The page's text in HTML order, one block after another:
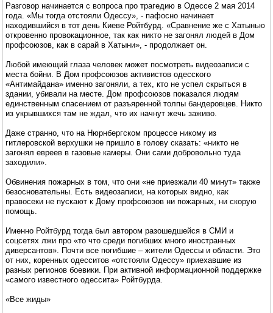
Разговор начинается с вопроса про трагедию в Одессе 2 мая 2014
года. «Мы тогда отстояли Одессу», - пафосно начинает
находившийся в тот день Киеве Ройтбурд. «Сравнение же с Хатынью
откровенно провокационное, так как никто не загонял людей в Дом
профсоюзов, как в сарай в Хатыни», - продолжает он.
Любой имеющий глаза человек может посмотреть видеозаписи с
места бойни. В Дом профсоюзов активистов одесского
«Антимайдана» именно загоняли, а тех, кто не успел скрыться в
здании, убивали на месте. Дом профсоюзов показался людям
единственным спасением от разъяренной толпы бандеровцев. Никто
из укрывшихся там не ждал, что их начнут жечь заживо.
Даже странно, что на Нюрнбергском процессе никому из
гитлеровской верхушки не пришло в голову сказать: «никто не
загонял евреев в газовые камеры. Они сами добровольно туда
заходили».
Обвинения пожарных в том, что они «не приезжали 40 минут» также
безосновательны. Есть видеозаписи, на которых видно, как
правосеки не пускают к Дому профсоюзов ни пожарных, ни скорую
помощь.
Именно Ройтбурд тогда был автором разошедшейся в СМИ и
соцсетях лжи про «то что среди погибших много иностранных
диверсантов». Почти все погибшие – жители Одессы и области. Это
от них, коренных одесситов «отстояли Одессу» приехавшие из
разных регионов боевики. При активной информационной поддержке
«самого известного одессита» Ройтбурда.
«Все жиды»